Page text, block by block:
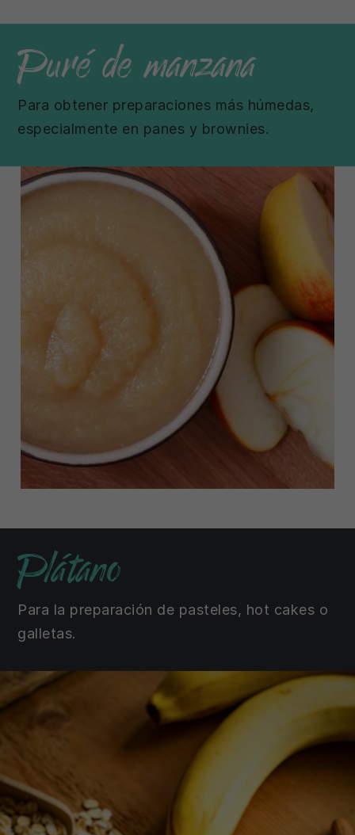
Puré de manzana
Para obtener preparaciones más húmedas,
especialmente en panes y brownies.
Plátano
Para la preparación de pasteles, hot cakes o
galletas.